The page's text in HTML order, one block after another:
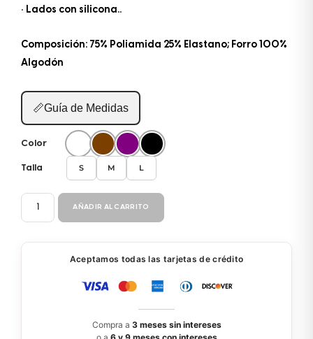
• Lados con silicona..
Composición: 75% Poliamida 25% Elastano; Forro 100%
Algodón
📏Guía de Medidas
Color
Talla S M L
PANTY
BIKINI
AÑADIR AL CARRITO
Aceptamos todas las tarjetas de crédito
Compra a 3 meses sin intereses